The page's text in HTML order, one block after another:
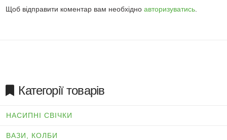
Щоб відправити коментар вам необхідноавторизуватись
Категорії товарів
НАСИПНІ СВІЧКИ
ВАЗИ, КОЛБИ